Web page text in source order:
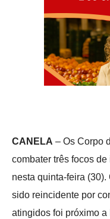
CANELA – Os Corpo
combater três focos
nesta quinta-feira
sido reincidente por
atingidos foi próximo